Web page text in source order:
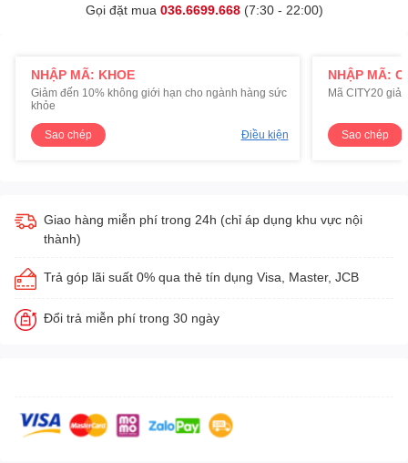
Gọi đặt mua 036.6699.668(7:30 - 22:00)
NHẬP MÃ: KHOE
Giảm đến 10% không giới hạn cho ngành hàng sức
khỏe
Sao chép Điều kiện
NHẬP MÃ:
Mã CITY20
Sao chép
Giao hàng miễn phí trong 24h (chỉ áp dụng khu vực nội
thành)
Trả góp lãi suất 0% qua thẻ tín dụng Visa, Master, JCB
Đổi trả miễn phí trong 30 ngày